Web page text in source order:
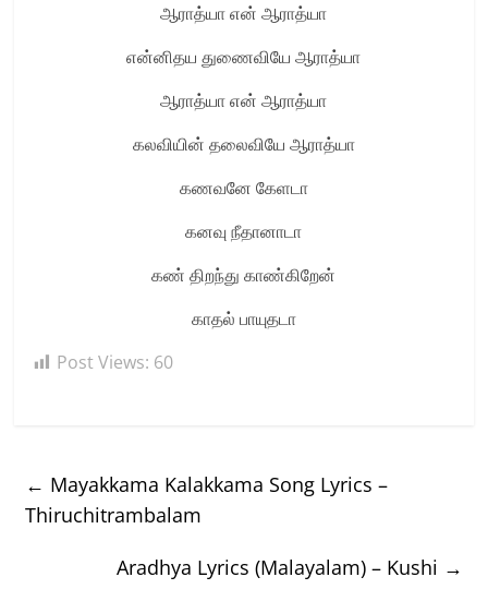
ஆராத்யா என் ஆராத்யா
என்னிதய துணைவியே ஆராத்யா
ஆராத்யா என் ஆராத்யா
கலவியின் தலைவியே ஆராத்யா
கணவனே கேளடா
கனவு நீதானாடா
கண் திறந்து காண்கிறேன்
காதல் பாயுதடா
Post Views: 60
← Mayakkama Kalakkama Song Lyrics –
Thiruchitrambalam
Aradhya Lyrics (Malayalam) – Kushi →